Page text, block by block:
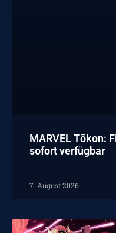
MARVEL Tōkon:
sofort verfügbar
7. August 2026